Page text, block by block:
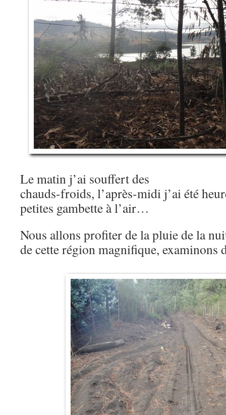
Le matin j’ai souffert des
chauds-froids, l’après-midi j’ai été
petites gambette à l’air…
Nous allons profiter de la pluie de la
de cette région magnifique, examinons